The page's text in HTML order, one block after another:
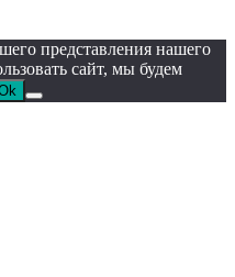
представления нашего
сайт, мы будем